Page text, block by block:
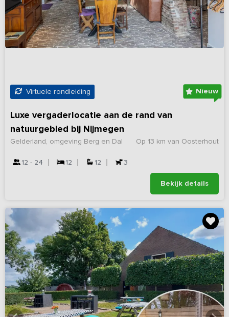
Virtuele rondleiding Nieuw
Luxe vergaderlocatie aan de rand van
natuurgebied bij Nijmegen
Op 13 km van Oosterhout
Gelderland, omgeving Berg en Dal
12 - 24 12 12 3
Bekijk details